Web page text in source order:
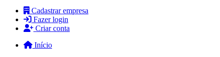
Cadastrar empresa
Fazer login
Criar conta
Início